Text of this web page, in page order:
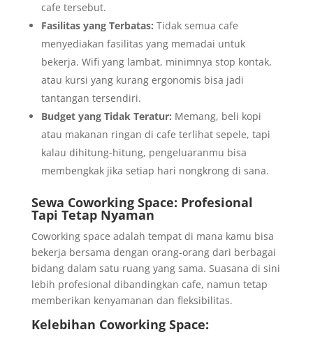
cafe tersebut.
Fasilitas yang Terbatas: Tidak semua cafe
menyediakan fasilitas yang memadai untuk
bekerja. Wifi yang lambat, minimnya stop kontak,
atau kursi yang kurang ergonomis bisa jadi
tantangan tersendiri.
Budget yang Tidak Teratur: Memang, beli kopi
atau makanan ringan di cafe terlihat sepele, tapi
kalau dihitung-hitung, pengeluaranmu bisa
membengkak jika setiap hari nongkrong di sana.
Sewa Coworking Space: Profesional
Tapi Tetap Nyaman
Coworking space adalah tempat di mana kamu bisa
bekerja bersama dengan orang-orang dari berbagai
bidang dalam satu ruang yang sama. Suasana di sini
lebih profesional dibandingkan cafe, namun tetap
memberikan kenyamanan dan fleksibilitas.
Kelebihan Coworking Space: